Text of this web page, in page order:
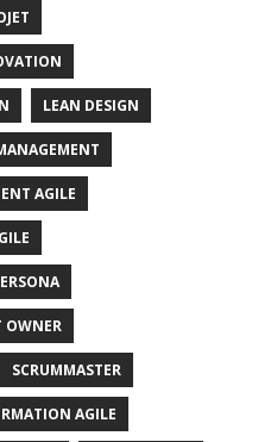
LEAN DESIGN
AGILE
OWNER
SCRUMMASTER
AGILE